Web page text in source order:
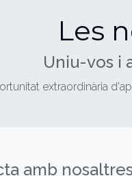
Les
Uniu-vos i
extraordinària
amb nosaltres